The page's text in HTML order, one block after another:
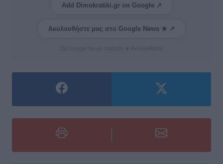
Add Dimokratiki.gr on Google ↗
Ακολουθήστε μας στο Google News ★ ↗